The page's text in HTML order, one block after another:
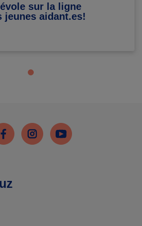
sur la ligne
jeunes aidant.es!
InstagramYoutube